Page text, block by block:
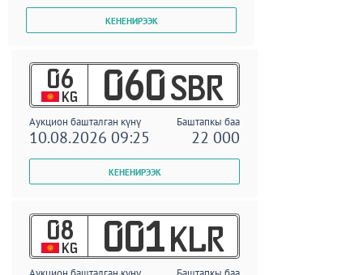
06
KG 060 SBR
Аукцион башталган күнү Баштапкы баа
10.08.2026 09:25 22 000
08
KG 001 KLR